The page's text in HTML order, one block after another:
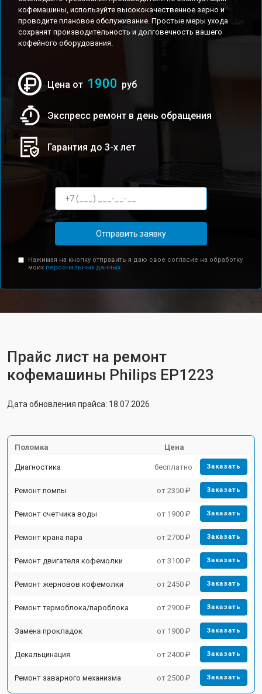
кофемашины, используйте высококачественное зерно и
проводите плановое обслуживание. Простые меры ухода
сохранят производительность и долговечность вашего
кофейного оборудования.
Цена от 1900 руб
Экспресс ремонт в день обращения
Гарантия до 3-х лет
Отправить заявку
Нажимая на кнопку отправить я даю свое согласие на обработку
моих персональных данных.
Прайс лист на ремонт
кофемашины Philips EP1223
Дата обновления прайса: 18.07.2026
Поломка Цена
Диагностика бесплатно Заказать
Ремонт помпы от 2350 ₽ Заказать
Ремонт счетчика воды от 1900 ₽ Заказать
Ремонт крана пара от 2700 ₽ Заказать
Ремонт двигателя кофемолки от 3100 ₽ Заказать
Ремонт жерновов кофемолки от 2450 ₽ Заказать
Ремонт термоблока/пароблока от 2900 ₽ Заказать
Замена прокладок от 1900 ₽ Заказать
Декальцинация от 2400 ₽ Заказать
Ремонт заварного механизма от 2500 ₽ Заказать